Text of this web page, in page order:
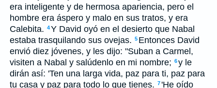
era inteligente y de hermosa apariencia, pero el
hombre era áspero y malo en sus tratos, y era
Calebita. 4Y David oyó en el desierto que Nabal
estaba trasquilando sus ovejas. 5 Entonces David
envió diez jóvenes, y les dijo: "Suban a Carmel,
visiten a Nabal y salúdenlo en mi nombre; 6y le
dirán así: 'Ten una larga vida, paz para ti, paz para
tu casa y paz para todo lo que tienes. 7 'He oído